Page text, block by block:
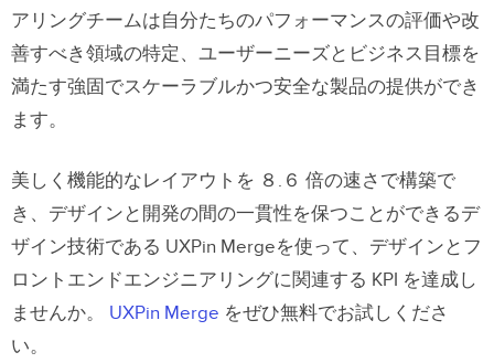
アリングチームは自分たちのパフォーマンスの評価や改
善すべき領域の特定、ユーザーニーズとビジネス目標を
満たす強固でスケーラブルかつ安全な製品の提供ができ
ます。
美しく機能的なレイアウトを ８.６ 倍の速さで構築で
き、デザインと開発の間の一貫性を保つことができるデ
ザイン技術である UXPin Mergeを使って、デザインとフ
ロントエンドエンジニアリングに関連する KPI を達成し
ませんか。 UXPin Merge をぜひ無料でお試しくださ
い。